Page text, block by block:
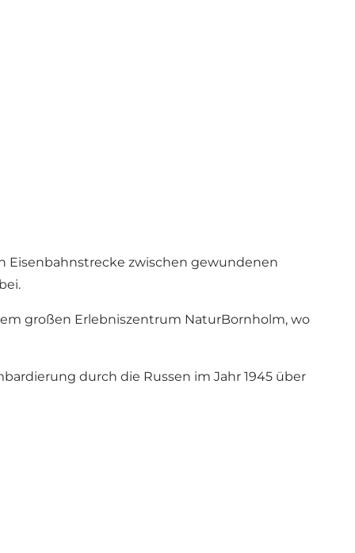
Eisenbahnstrecke zwischen gewundenen
großen Erlebniszentrum NaturBornholm, wo
durch die Russen im Jahr 1945 über